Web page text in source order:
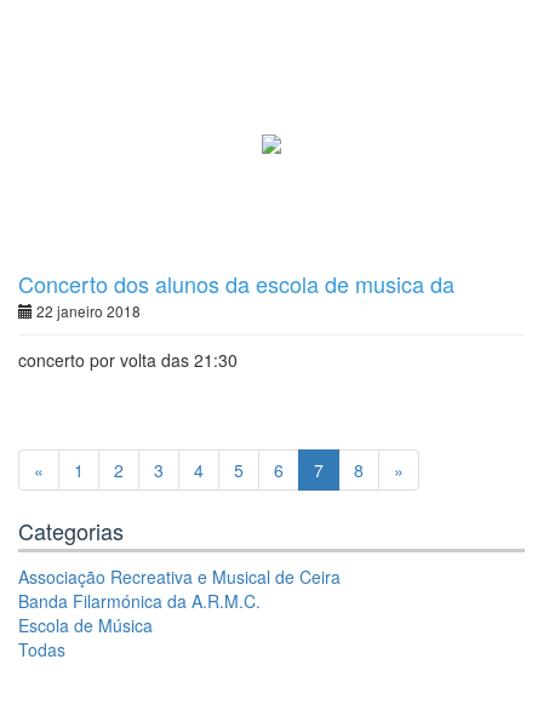
Concerto dos alunos da escola de musica da
A.R.M.C
22 janeiro 2018
concerto por volta das 21:30
« 1 2 3 4 5 6 7 8 »
Categorias
Associação Recreativa e Musical de Ceira
Banda Filarmónica da A.R.M.C.
Escola de Música
Todas